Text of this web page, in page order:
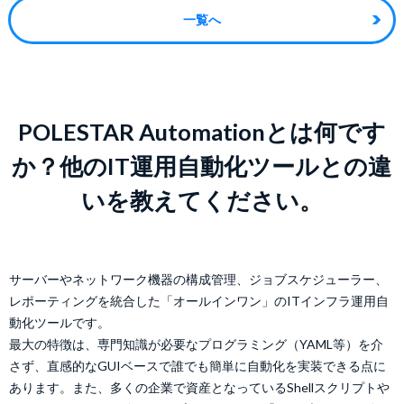
一覧へ
POLESTAR Automationとは何です
か？他のIT運用自動化ツールとの違
いを教えてください。
サーバーやネットワーク機器の構成管理、ジョブスケジューラー、
レポーティングを統合した「オールインワン」のITインフラ運用自
動化ツールです。
最大の特徴は、専門知識が必要なプログラミング（YAML等）を介
さず、直感的なGUIベースで誰でも簡単に自動化を実装できる点に
あります。また、多くの企業で資産となっているShellスクリプトや